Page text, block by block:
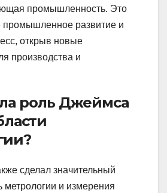
промышленность. Это
промышленное развитие и
открыв новые
производства и
роль Джеймса
сделал значительный
метрологии и измерения